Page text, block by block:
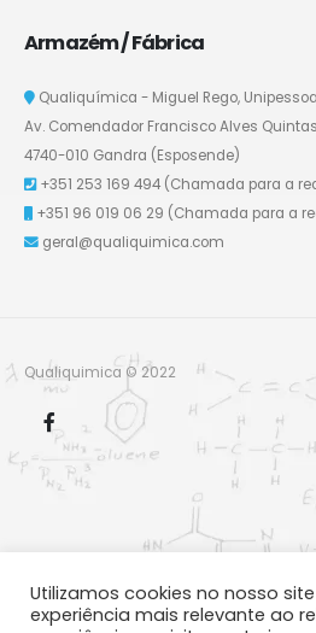
Armazém / Fábrica
Qualiquímica - Miguel Rego,
Av. Comendador Francisco Alves Quintas,
4740-010 Gandra (Esposende)
+351 253 169 494 (Chamada para a
+351 96 019 06 29 (Chamada para a
geral@qualiquimica.com
Qualiquimica © 2022
Utilizamos cookies no nosso
experiência mais relevante ao